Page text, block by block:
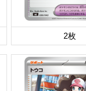
2枚